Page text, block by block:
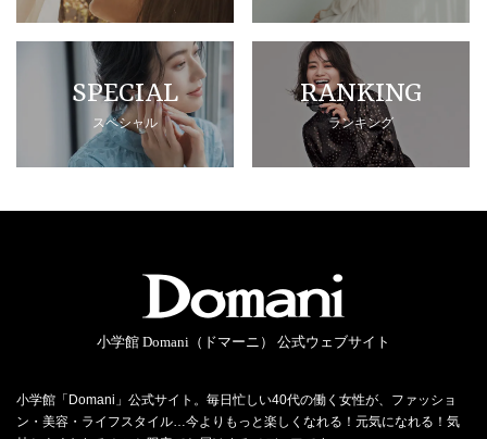
SPECIAL
スペシャル
RANKING
ランキング
小学館 Domani（ドマーニ） 公式ウェブサイト
小学館「Domani」公式サイト。毎日忙しい40代の働く女性が、ファッショ
ン・美容・ライフスタイル…今よりもっと楽しくなれる！元気になれる！気